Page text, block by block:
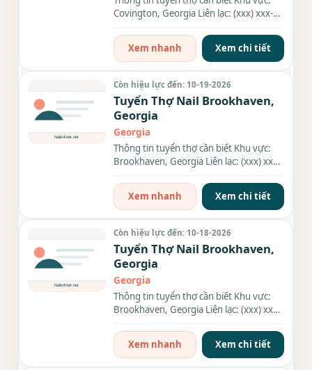
Covington, Georgia Liên lạc: (xxx) xxx-
Xem nhanh
Xem chi tiết
Còn hiệu lực đến: 10-19-2026
Tuyển Thợ Nail Brookhaven,
Georgia
Georgia
Thông tin tuyển thợ cần biết Khu vực:
Brookhaven, Georgia Liên lạc: (xxx) xxx-
Xem nhanh
Xem chi tiết
Còn hiệu lực đến: 10-18-2026
Tuyển Thợ Nail Brookhaven,
Georgia
Georgia
Thông tin tuyển thợ cần biết Khu vực:
Brookhaven, Georgia Liên lạc: (xxx) xxx-
Xem nhanh
Xem chi tiết